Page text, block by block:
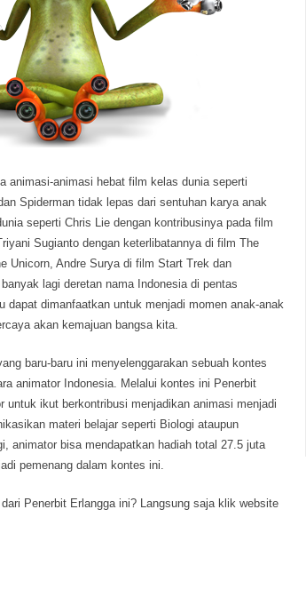
animasi-animasi hebat film kelas dunia seperti
Spiderman tidak lepas dari sentuhan karya anak
seperti Chris Lie dengan kontribusinya pada film
Sugianto dengan keterlibatannya di film The
Unicorn, Andre Surya di film Start Trek dan
lagi deretan nama Indonesia di pentas
dapat dimanfaatkan untuk menjadi momen anak-anak
akan kemajuan bangsa kita.
baru-baru ini menyelenggarakan sebuah kontes
animator Indonesia. Melalui kontes ini Penerbit
untuk ikut berkontribusi menjadikan animasi menjadi
materi belajar seperti Biologi ataupun
animator bisa mendapatkan hadiah total 27.5 juta
pemenang dalam kontes ini.
Penerbit Erlangga ini? Langsung saja klik website